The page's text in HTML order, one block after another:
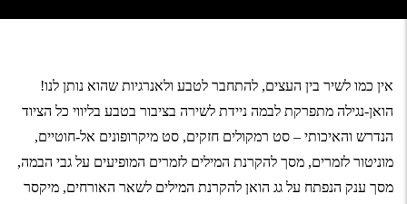
אין כמו לשיר בין העצים, להתחבר לטבע ולאנרגיות שהוא נותן לנו!
הואן-נגילה מתפרקת לבמה ניידת לשירה בציבור בטבע בליווי כל הציוד
הנדרש והאיכותי – סט רמקולים חזקים, סט מיקרופונים אל-חוטיים,
מוניטור לזמרים, מסך להקרנת המילים לזמרים המופיעים על גבי הבמה,
מסך ענק הנפתח על גג הואן להקרנת המילים לשאר האורחים, מיקסר